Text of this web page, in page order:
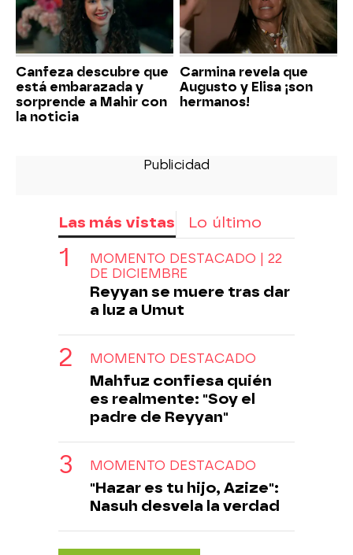
Canfeza descubre que
está embarazada y
sorprende a Mahir con
la noticia
Carmina revela que
Augusto y Elisa ¡son
hermanos!
Las más vistas Lo último
MOMENTO DESTACADO | 22
DE DICIEMBRE
Reyyan se muere tras dar
a luz a Umut
MOMENTO DESTACADO
Mahfuz confiesa quién
es realmente: "Soy el
padre de Reyyan"
MOMENTO DESTACADO
"Hazar es tu hijo, Azize":
Nasuh desvela la verdad